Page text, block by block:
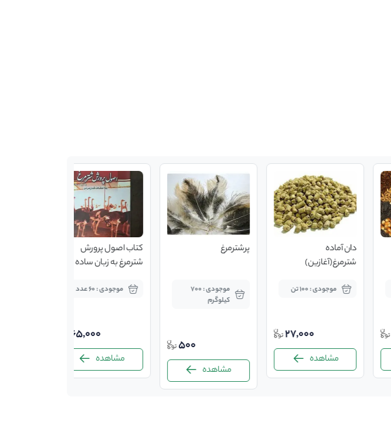
دان آماده
شترمرغ(آغازین)
موجودی : 100 تن
27,000
مشاهده
پرشترمرغ
موجودی : 700
کیلوگرم
500
مشاهده
کتاب اصول پرورش
شترمرغ به زبان ساده
موجودی : 60 عدد
65,000
مشاهده